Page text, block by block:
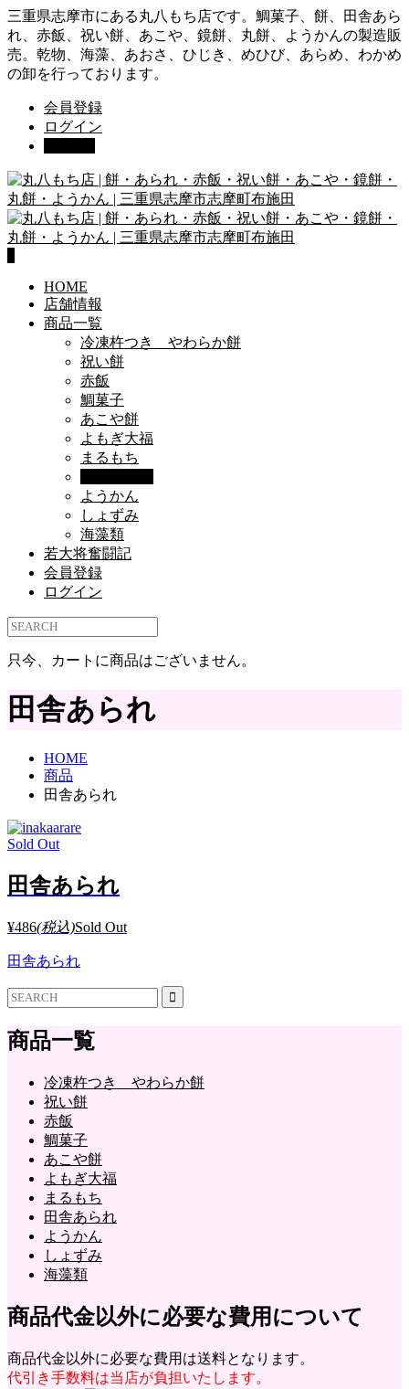
三重県志摩市にある丸八もち店です。鯛菓子、餅、田舎あら
れ、赤飯、祝い餅、あこや、鏡餅、丸餅、ようかんの製造販
売。乾物、海藻、あおさ、ひじき、めひび、あらめ、わかめ
の卸を行っております。
会員登録
ログイン
HOME
店舗情報
商品一覧
冷凍杵つき やわらか餅
祝い餅
赤飯
鯛菓子
あこや餅
よもぎ大福
まるもち
ようかん
しょずみ
海藻類
若大将奮闘記
会員登録
ログイン
只今、カートに商品はございません。
田舎あられ
HOME
商品
田舎あられ
Sold Out
田舎あられ
¥486(税込)Sold Out
田舎あられ
商品一覧
冷凍杵つき やわらか餅
祝い餅
赤飯
鯛菓子
あこや餅
よもぎ大福
まるもち
田舎あられ
ようかん
しょずみ
海藻類
商品代金以外に必要な費用について
商品代金以外に必要な費用は送料となります。
代引き手数料は当店が負担いたします。